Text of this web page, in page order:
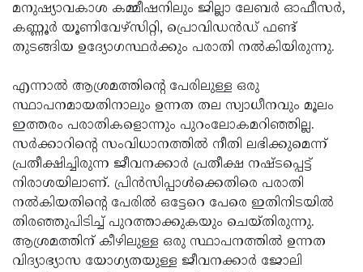
മനുഷ്യാവകാശ കമ്മീഷനിലും ജില്ലാ ലേബര്‍ ഓഫീസര്‍,
കണ്ണൂര്‍ യൂണിവേഴ്‌സിറ്റി, പ്രൊവിഡന്‍ഡ് ഫണ്ട്
തുടങ്ങിയ ഉദ്യോഗസ്ഥര്‍ക്കും പരാതി നല്‍കിയിരുന്നു.
എന്നാല്‍ ആശ്രമത്തിന്റെ പേരിലുള്ള ഒരു
സ്ഥാപനമായതിനാലും ഉന്നത തല സ്വാധീനവും മൂലം
ഇത്തരം പരാതികളൊന്നും പുറംലോകമറിഞ്ഞില്ല.
സര്‍ക്കാറിന്റെ സംവിധാനത്തില്‍ നീതി ലഭിക്കുമെന്ന്
പ്രതീക്ഷിച്ചിരുന്ന ജീവനക്കാര്‍ പ്രതീക്ഷ നഷ്ടപ്പെട്ട്
നിരാശയിലാണ്. പ്രിന്‍സിപ്പാള്‍ക്കെതിരെ പരാതി
നല്‍കിയതിന്റെ പേരില്‍ ഒട്ടേറെ പേരെ ഇതിനിടയില്‍
തിരഞ്ഞുപിടിച്ച് പുറത്താക്കുകയും ചെയ്തിരുന്നു.
ആശ്രമത്തിന് കീഴിലുള്ള ഒരു സ്ഥാപനത്തില്‍ ഉന്നത
വിദ്യാഭ്യാസ യോഗ്യതയുള്ള ജീവനക്കാര്‍ ജോലി